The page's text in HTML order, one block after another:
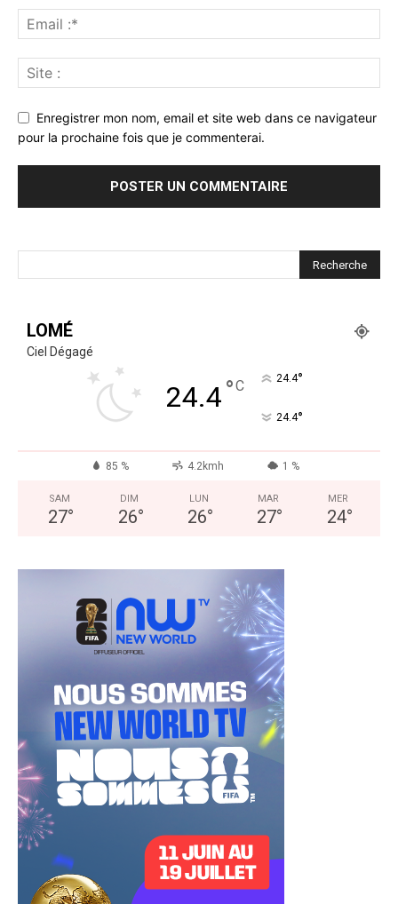
Enregistrer mon nom, email et site web dans ce navigateur
pour la prochaine fois que je commenterai.
LOMÉ
Ciel Dégagé
24.4°C 24.4°
24.4°
85 % 4.2kmh 1 %
SAM
27°
DIM
26°
LUN
26°
MAR
27°
MER
24°